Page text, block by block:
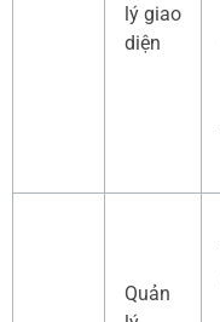
lý giao
diện
Quản